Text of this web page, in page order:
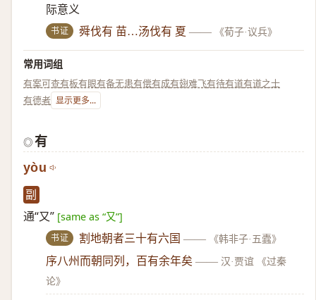
际意义
书证 舜伐有 苗…汤伐有 夏 —— 《荀子·议兵》
常用词组
有案可查有板有眼有备无患有偿有成有翅难飞有待有道有道之士
有德者 显示更多...
◎ 有
yòu
副
通“又” [same as “又”]
书证 割地朝者三十有六国 —— 《韩非子·五蠹》
序八州而朝同列，百有余年矣 —— 汉·贾谊 《过秦
论》